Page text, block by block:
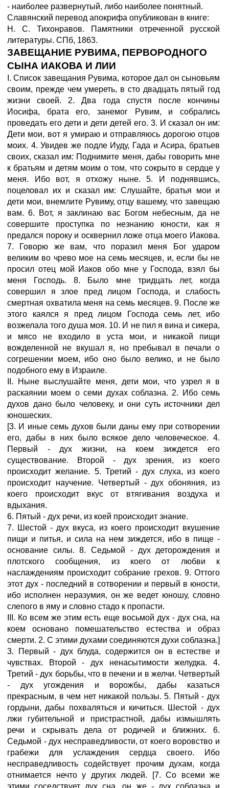
- наиболее развернутый, либо наиболее понятный.
Славянский перевод апокрифа опубликован в книге:
Н. С. Тихонравов. Памятники отреченной русской
литературы. СПб, 1863.
ЗАВЕЩАНИЕ РУВИМА, ПЕРВОРОДНОГО
СЫНА ИАКОВА И ЛИИ
I. Список завещания Рувима, которое дал он сыновьям
своим, прежде чем умереть, в сто двадцать пятый год
жизни своей. 2. Два года спустя после кончины
Иосифа, брата его, занемог Рувим, и собрались
проведать его дети и дети детей его. 3. И сказал он им:
Дети мои, вот я умираю и отправляюсь дорогою отцов
моих. 4. Увидев же подле Иуду, Гада и Асира, братьев
своих, сказал им: Поднимите меня, дабы говорить мне
к братьям и детям моим о том, что сокрыто в сердце у
меня. Ибо вот, я отхожу ныне. 5. И поднявшись,
поцеловал их и сказал им: Слушайте, братья мои и
дети мои, внемлите Рувиму, отцу вашему, что завещаю
вам. 6. Вот, я заклинаю вас Богом небесным, да не
совершите проступка по незнанию юности, как я
предался пороку и осквернил ложе отца моего Иакова.
7. Говорю же вам, что поразил меня Бог ударом
великим во чрево мое на семь месяцев, и, если бы не
просил отец мой Иаков обо мне у Господа, взял бы
меня Господь. 8. Было мне тридцать лет, когда
совершил я злое пред лицом Господа, и слабость
смертная охватила меня на семь месяцев. 9. После же
этого каялся я пред лицом Господа семь лет, ибо
возжелала того душа моя. 10. И не пил я вина и сикера,
и мясо не входило в уста мои, и никакой пищи
вожделенной не вкушал я, но пребывал в печали о
согрешении моем, ибо оно было велико, и не было
подобного ему в Израиле.
II. Ныне выслушайте меня, дети мои, что узрел я в
раскаянии моем о семи духах соблазна. 2. Ибо семь
духов дано было человеку, и они суть источники дел
юношеских.
[3. И иные семь духов были даны ему при сотворении
его, дабы в них было всякое дело человеческое. 4.
Первый - дух жизни, на коем зиждется его
существование. Второй - дух зрения, из коего
происходит желание. 5. Третий - дух слуха, из коего
происходит научение. Четвертый - дух обоняния, из
коего происходит вкус от втягивания воздуха и
вдыхания.
6. Пятый - дух речи, из коей происходит знание.
7. Шестой - дух вкуса, из коего происходит вкушение
пищи и питья, и сила на нем зиждется, ибо в пище -
основание силы. 8. Седьмой - дух деторождения и
плотского сообщения, из коего от любви к
наслаждениям происходит собрание грехов. 9. Оттого
этот дух - последний в сотворении и первый в юности,
ибо исполнен неразумия, он же ведет юношу, словно
слепого в яму и словно стадо к пропасти.
III. Ко всем же этим есть еще восьмой дух - дух сна, на
коем основано помешательство естества и образ
смерти. 2. С этими духами соединяются духи соблазна.]
3. Первый - дух блуда, содержится он в естестве и
чувствах. Второй - дух ненасытимости желудка. 4.
Третий - дух борьбы, что в печени и в желчи. Четвертый
- дух угождения и ворожбы, дабы казаться
прекрасным, в чем нет никакой пользы. 5. Пятый - дух
гордыни, дабы похваляться и кичиться. Шестой - дух
лжи губительной и пристрастной, дабы измышлять
речи и скрывать дела от родичей и ближних. 6.
Седьмой - дух несправедливости, от коего воровство и
грабежи для услаждения сердца своего. Ибо
несправедливость содействует прочим духам, когда
отнимается нечто у других людей. [7. Со всеми же
этими соседствует дух сна, он же - дух соблазна и